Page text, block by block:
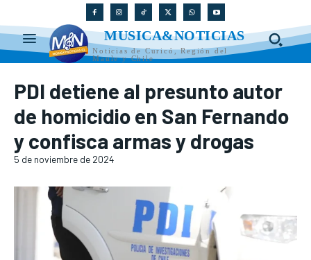
MUSICA&NOTICIAS
Noticias de Curicó, Región del
Maule y Chile
PDI detiene al presunto autor
de homicidio en San Fernando
y confisca armas y drogas
5 de noviembre de 2024